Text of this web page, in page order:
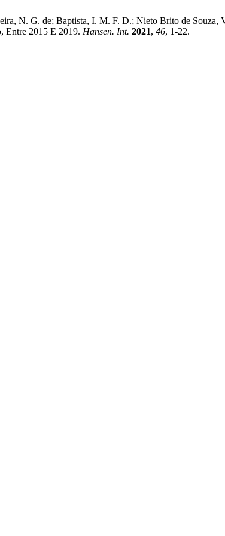
N. G. de; Baptista, I. M. F. D.; Nieto Brito de Souza,
Entre 2015 E 2019. Hansen. Int. 2021, 46, 1-22.